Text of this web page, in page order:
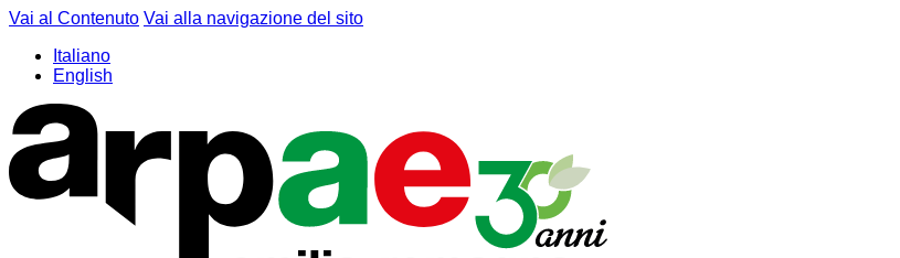
Vai al Contenuto Vai alla navigazione del sito
Italiano
English